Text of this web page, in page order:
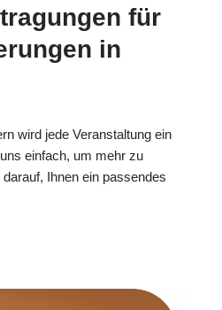
für
in
wird jede Veranstaltung ein
einfach, um mehr zu
Ihnen ein passendes